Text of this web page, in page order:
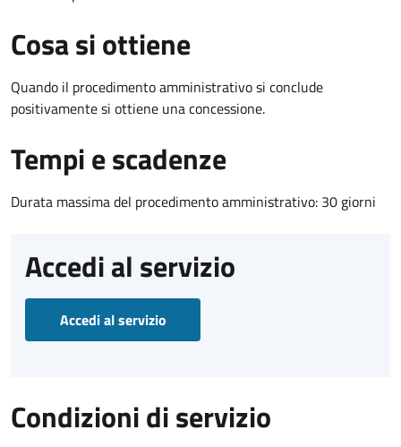
Cosa si ottiene
Quando il procedimento amministrativo si conclude
positivamente si ottiene una concessione.
Tempi e scadenze
Durata massima del procedimento amministrativo: 30 giorni
Accedi al servizio
Accedi al servizio
Condizioni di servizio